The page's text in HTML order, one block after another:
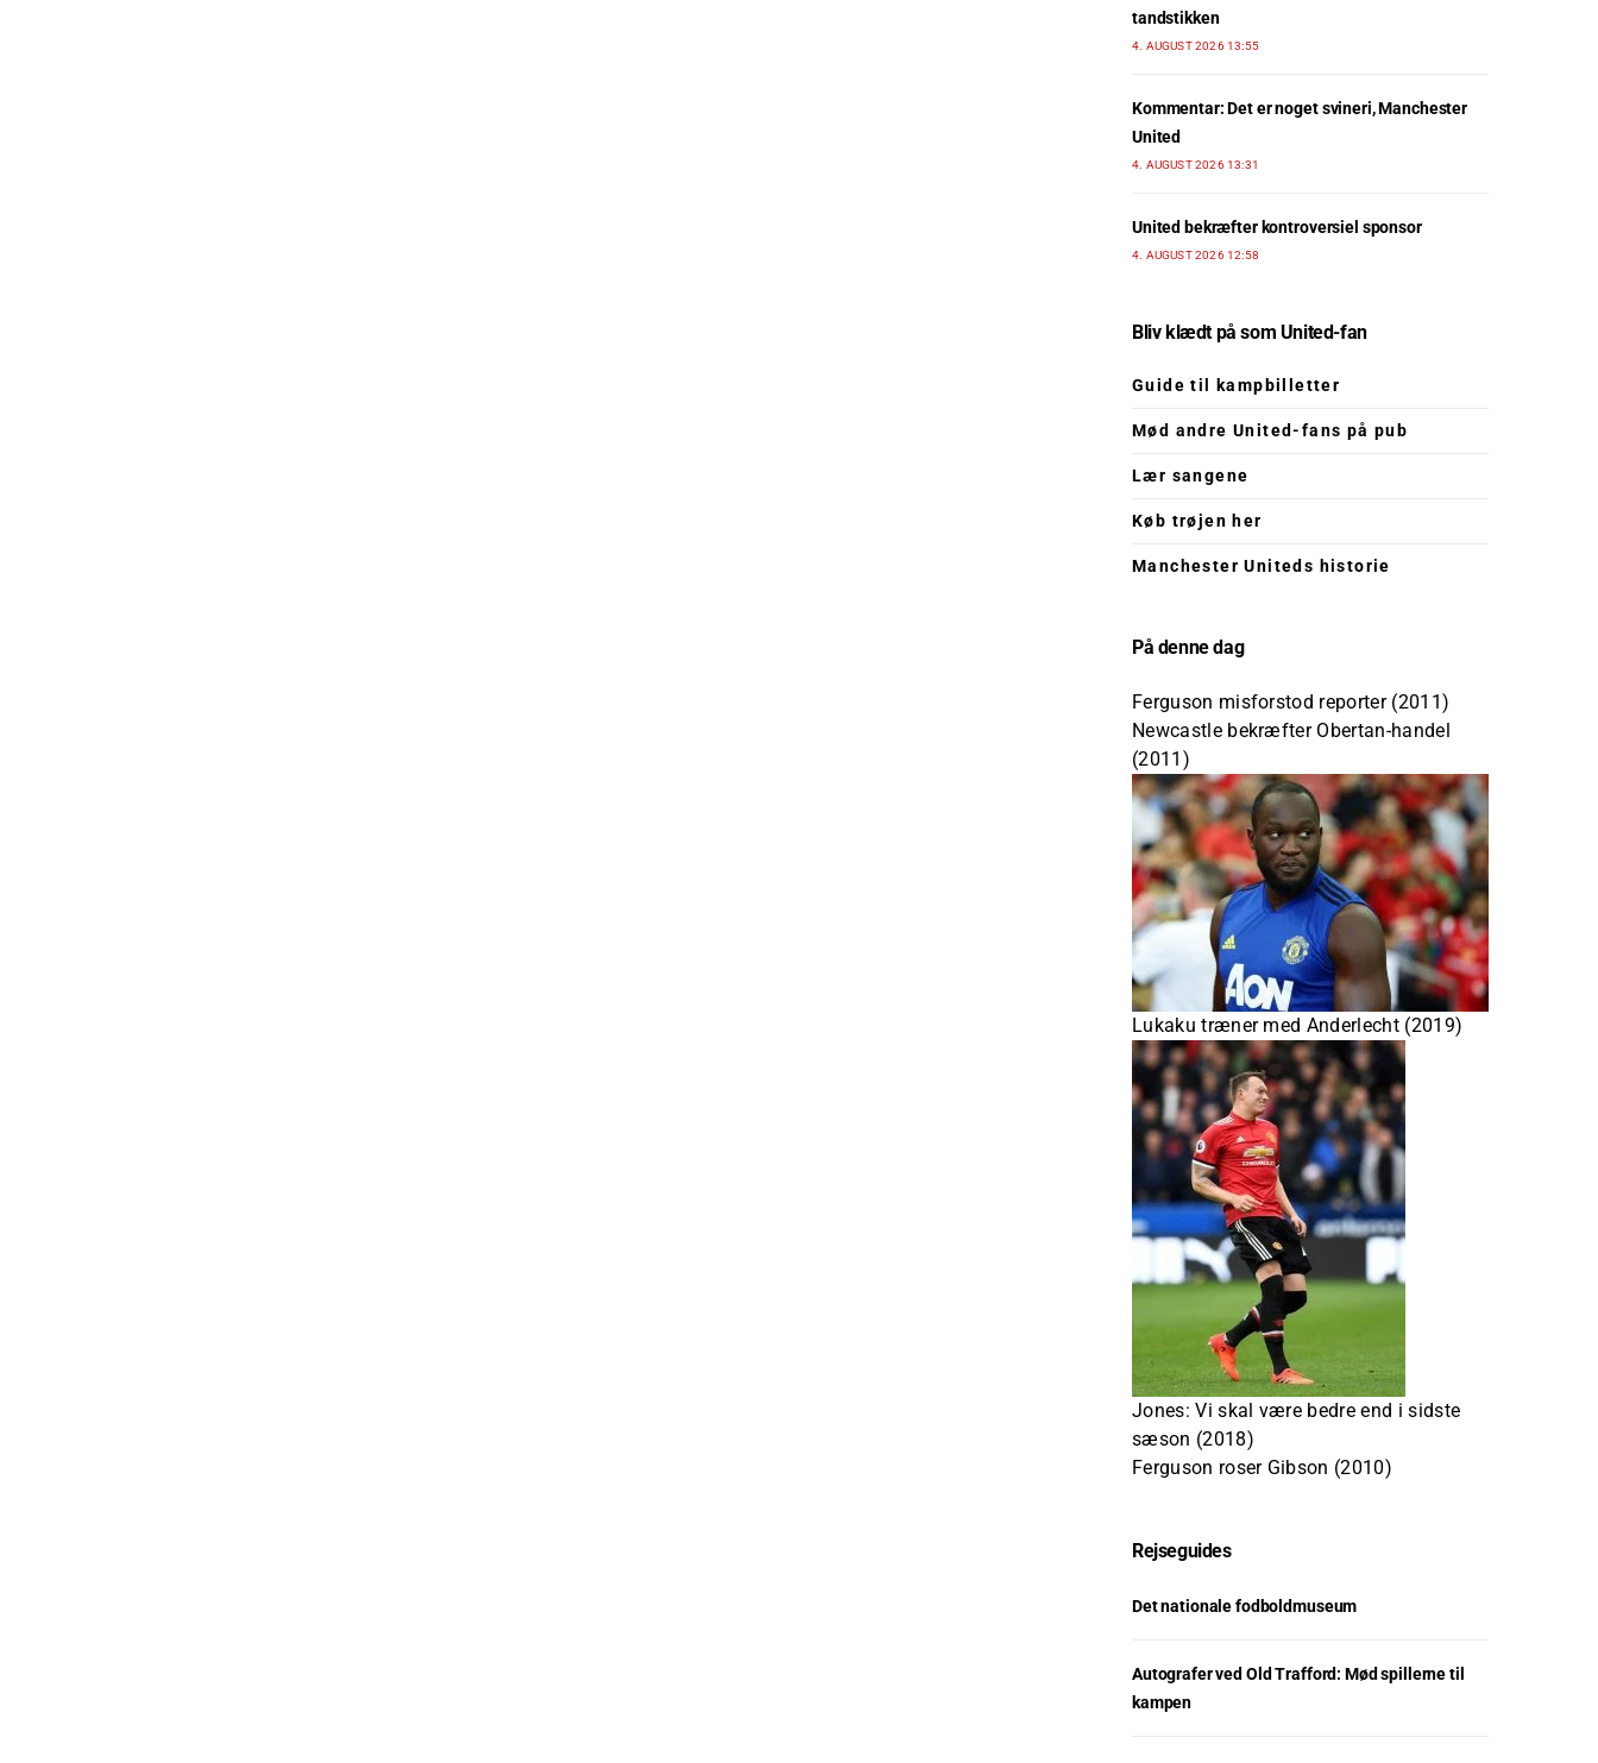
tandstikken
4. AUGUST 2026 13:55
Kommentar: Det er noget svineri, Manchester
United
4. AUGUST 2026 13:31
United bekræfter kontroversiel sponsor
4. AUGUST 2026 12:58
Bliv klædt på som United-fan
Guide til kampbilletter
Mød andre United-fans på pub
Lær sangene
Køb trøjen her
Manchester Uniteds historie
På denne dag
Ferguson misforstod reporter (2011)
Newcastle bekræfter Obertan-handel
(2011)
Lukaku træner med Anderlecht (2019)
Jones: Vi skal være bedre end i sidste
sæson (2018)
Ferguson roser Gibson (2010)
Rejseguides
Det nationale fodboldmuseum
Autografer ved Old Trafford: Mød spillerne til
kampen